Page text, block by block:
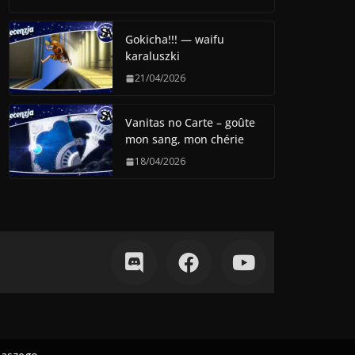
Gokicha!!! — waifu
karaluszki
21/04/2026
Vanitas no Carte – goûte
mon sang, mon chérie
18/04/2026